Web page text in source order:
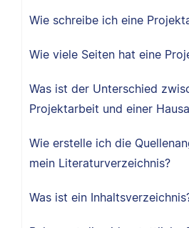
Wie schreibe ich eine
Wie viele Seiten hat eine
Was ist der Unterschied
Projektarbeit und einer
Wie erstelle ich die
mein Literaturverzeichnis?
Was ist ein